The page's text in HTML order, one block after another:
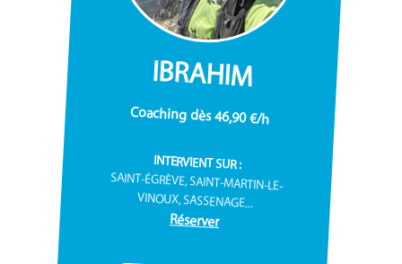
IBRAHIM
Coaching dès 46,90 €/h
INTERVIENT SUR :
SAINT-ÉGRÈVE, SAINT-MARTIN-LE-
VINOUX, SASSENAGE...
Réserver